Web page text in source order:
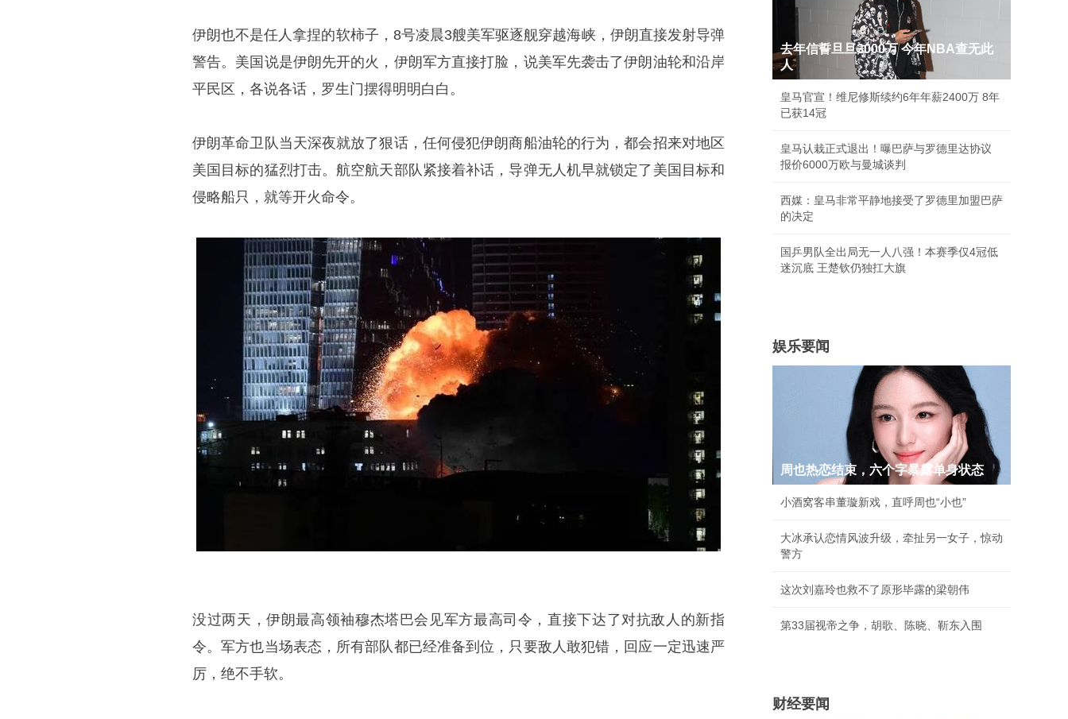
伊朗也不是任人拿捏的软柿子，8号凌晨3艘美军驱逐舰穿越海峡，伊朗直接发射导弹
警告。美国说是伊朗先开的火，伊朗军方直接打脸，说美军先袭击了伊朗油轮和沿岸
平民区，各说各话，罗生门摆得明明白白。
伊朗革命卫队当天深夜就放了狠话，任何侵犯伊朗商船油轮的行为，都会招来对地区
美国目标的猛烈打击。航空航天部队紧接着补话，导弹无人机早就锁定了美国目标和
侵略船只，就等开火命令。
没过两天，伊朗最高领袖穆杰塔巴会见军方最高司令，直接下达了对抗敌人的新指
令。军方也当场表态，所有部队都已经准备到位，只要敌人敢犯错，回应一定迅速严
厉，绝不手软。
去年信誓旦旦3000万 今年NBA查无此
人
皇马官宣！维尼修斯续约6年年薪2400万 8年
已获14冠
皇马认栽正式退出！曝巴萨与罗德里达协议
报价6000万欧与曼城谈判
西媒：皇马非常平静地接受了罗德里加盟巴萨
的决定
国乒男队全出局无一人八强！本赛季仅4冠低
迷沉底 王楚钦仍独扛大旗
娱乐要闻
周也热恋结束，六个字暴露单身状态
小酒窝客串董璇新戏，直呼周也“小也”
大冰承认恋情风波升级，牵扯另一女子，惊动
警方
这次刘嘉玲也救不了原形毕露的梁朝伟
第33届视帝之争，胡歌、陈晓、靳东入围
财经要闻